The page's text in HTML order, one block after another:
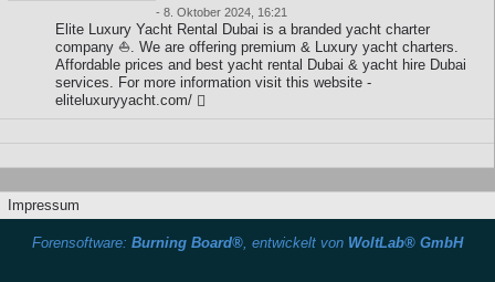
- 8. Oktober 2024, 16:21
Elite Luxury Yacht Rental Dubai is a branded yacht charter
company ⛵. We are offering premium & Luxury yacht charters.
Affordable prices and best yacht rental Dubai & yacht hire Dubai
services. For more information visit this website -
eliteluxuryyacht.com/
Impressum
Forensoftware: Burning Board®, entwickelt von WoltLab® GmbH